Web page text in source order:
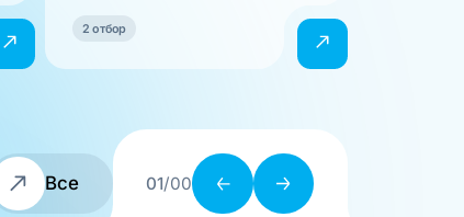
2 отбор
Все 01/00